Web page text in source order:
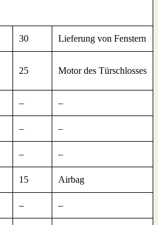
30 Lieferung von Fenstern
25 Motor des Türschlosses
– –
– –
– –
15 Airbag
– –